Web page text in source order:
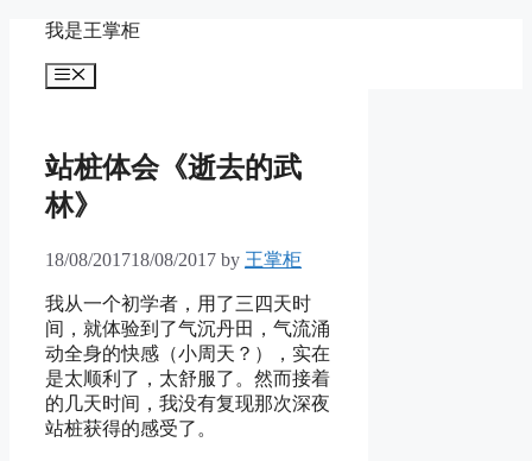
content
我是王掌柜
Menu
站桩体会《逝去的武
林》
18/08/201718/08/2017 by 王掌柜
我从一个初学者，用了三四天时
间，就体验到了气沉丹田，气流涌
动全身的快感（小周天？），实在
是太顺利了，太舒服了。然而接着
的几天时间，我没有复现那次深夜
站桩获得的感受了。